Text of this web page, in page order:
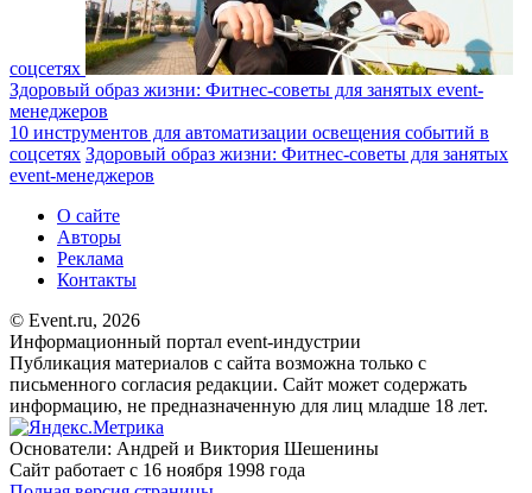
соцсетях
Здоровый образ жизни: Фитнес-советы для занятых event-
менеджеров
10 инструментов для автоматизации освещения событий в
соцсетях Здоровый образ жизни: Фитнес-советы для занятых
event-менеджеров
О сайте
Авторы
Реклама
Контакты
© Event.ru, 2026
Информационный портал event-индустрии
Публикация материалов с сайта возможна только с
письменного согласия редакции. Сайт может содержать
информацию, не предназначенную для лиц младше 18 лет.
Основатели: Андрей и Виктория Шешенины
Сайт работает с 16 ноября 1998 года